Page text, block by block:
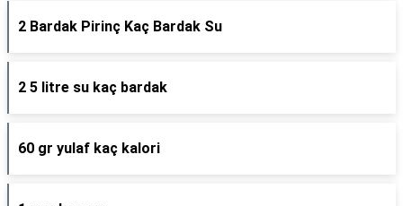
2 Bardak Pirinç Kaç Bardak Su
2 5 litre su kaç bardak
60 gr yulaf kaç kalori